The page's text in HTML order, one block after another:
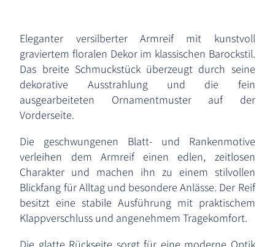
Eleganter versilberter Armreif mit kunstvoll
graviertem floralen Dekor im klassischen Barockstil.
Das breite Schmuckstück überzeugt durch seine
dekorative Ausstrahlung und die fein
ausgearbeiteten Ornamentmuster auf der
Vorderseite.
Die geschwungenen Blatt- und Rankenmotive
verleihen dem Armreif einen edlen, zeitlosen
Charakter und machen ihn zu einem stilvollen
Blickfang für Alltag und besondere Anlässe. Der Reif
besitzt eine stabile Ausführung mit praktischem
Klappverschluss und angenehmem Tragekomfort.
Die glatte Rückseite sorgt für eine moderne Optik